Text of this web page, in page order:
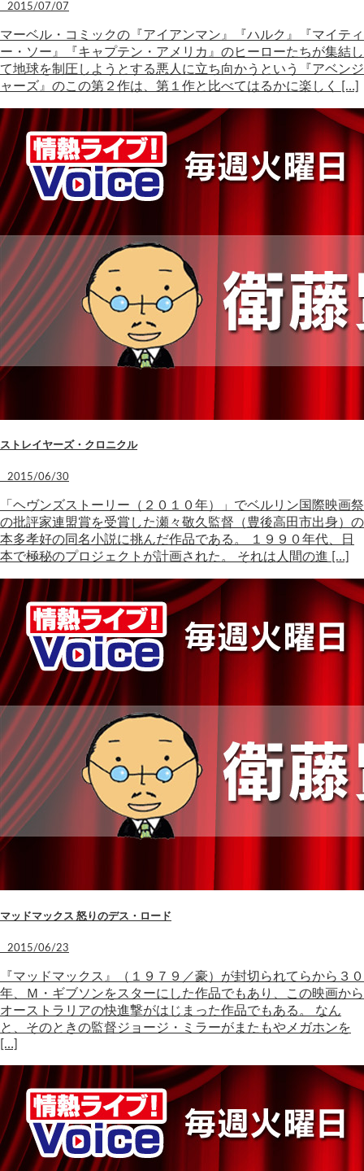
2015/07/07
マーベル・コミックの『アイアンマン』『ハルク』『マイティ
ー・ソー』『キャプテン・アメリカ』のヒーローたちが集結し
て地球を制圧しようとする悪人に立ち向かうという『アベンジ
ャーズ』のこの第２作は、第１作と比べてはるかに楽しく […]
ストレイヤーズ・クロニクル
2015/06/30
「ヘヴンズストーリー（２０１０年）」でベルリン国際映画祭
の批評家連盟賞を受賞した瀬々敬久監督（豊後高田市出身）の
本多孝好の同名小説に挑んだ作品である。 １９９０年代、日
本で極秘のプロジェクトが計画された。 それは人間の進 […]
マッドマックス 怒りのデス・ロード
2015/06/23
『マッドマックス』（１９７９／豪）が封切られてらから３０
年、Ｍ・ギブソンをスターにした作品でもあり、この映画から
オーストラリアの快進撃がはじまった作品でもある。 なん
と、そのときの監督ジョージ・ミラーがまたもやメガホンを
[…]